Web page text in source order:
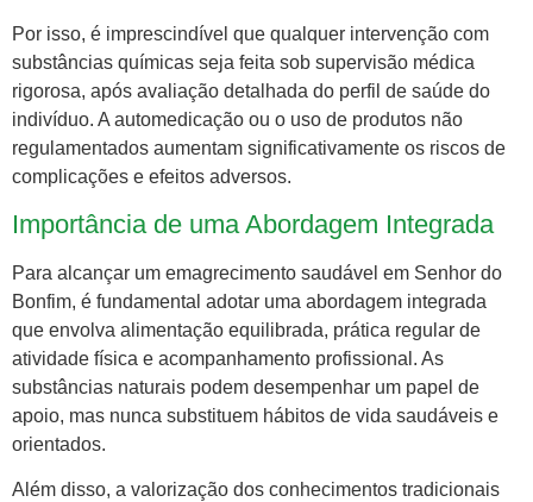
Por isso, é imprescindível que qualquer intervenção com
substâncias químicas seja feita sob supervisão médica
rigorosa, após avaliação detalhada do perfil de saúde do
indivíduo. A automedicação ou o uso de produtos não
regulamentados aumentam significativamente os riscos de
complicações e efeitos adversos.
Importância de uma Abordagem Integrada
Para alcançar um emagrecimento saudável em Senhor do
Bonfim, é fundamental adotar uma abordagem integrada
que envolva alimentação equilibrada, prática regular de
atividade física e acompanhamento profissional. As
substâncias naturais podem desempenhar um papel de
apoio, mas nunca substituem hábitos de vida saudáveis e
orientados.
Além disso, a valorização dos conhecimentos tradicionais